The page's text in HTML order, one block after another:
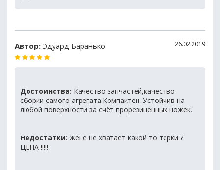
Автор: Эдуард Баранько 26.02.2019
Достоинства: Качество запчастей,качество
сборки самого агрегата.Компактен. Устойчив на
любой поверхности за счёт прорезиненных ножек.
Недостатки: Жене не хватает какой то тёрки ?
ЦЕНА !!!!!